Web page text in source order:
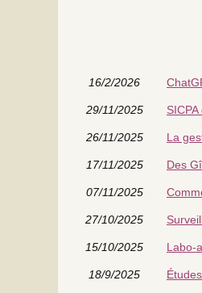
16/2/2026
29/11/2025
26/11/2025 La
17/11/2025 Des
07/11/2025
27/10/2025
15/10/2025 Labo-
18/9/2025